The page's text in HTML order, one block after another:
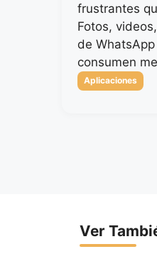
frustrantes
Fotos,
de
consumen
Categorías
Aplicaciones
Ver